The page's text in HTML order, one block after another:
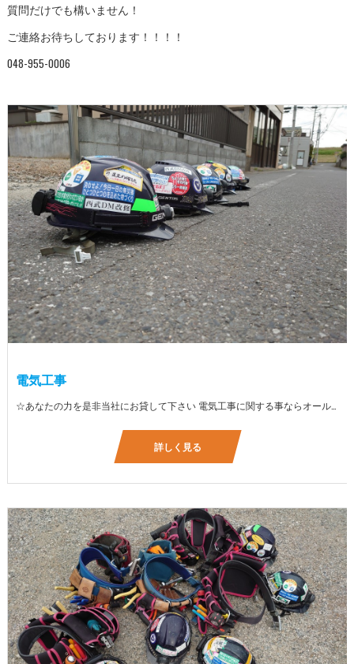
質問だけでも構いません！
ご連絡お待ちしております！！！！
048-955-0006
電気工事
☆あなたの力を是非当社にお貸して下さい 電気工事に関する事ならオールマイティに対応しております（室内配線・室外配線、スイッチコンセント取付け、照明器具取付け、配電盤取付け、エアコン取付け、LANケーブル配線、アンテナ取付けなど） 【工具支給致します】 また新品工具と新品作業服を完全支給を致します。 高品質の作業服と工具入社してくれた方には支給致します♪
詳しく見る